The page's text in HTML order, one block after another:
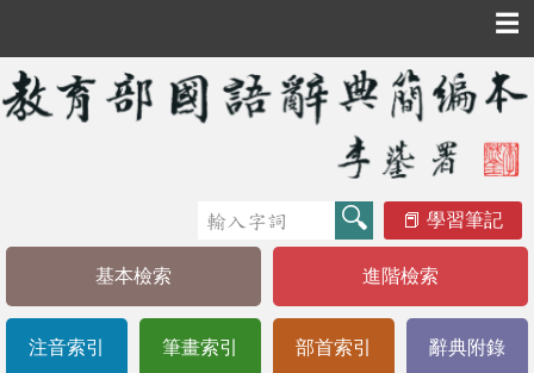
☰
學習筆記
基本檢索 進階檢索
注音索引 筆畫索引 部首索引 辭典附錄